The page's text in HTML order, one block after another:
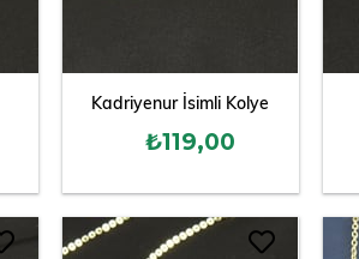
Kadriyenur İsimli Kolye
₺119,00